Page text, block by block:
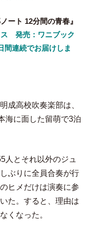
ノート 12分間の青春』
ス 発売：ワニブック
間連続でお届けしま
成高校吹奏楽部は、
海に面した留萌で3泊
とそれ以外のジュ
ぶりに全員合奏が行
ヒメだけは演奏に参
た。すると、理由は
くなった。